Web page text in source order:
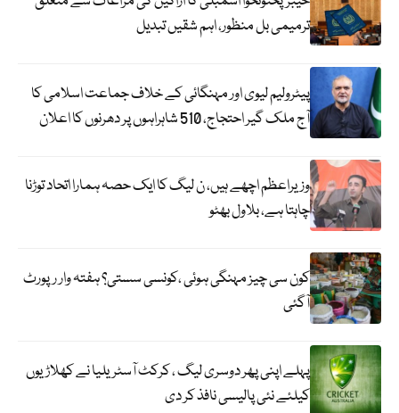
ترمیمی بل منظور، اہم شقیں تبدیل
پیٹرولیم لیوی اور مہنگائی کے خلاف جماعت اسلامی کا
آج ملک گیر احتجاج، 510 شاہراہوں پر دھرنوں کا اعلان
وزیراعظم اچھے ہیں، ن لیگ کا ایک حصہ ہمارا اتحاد توڑنا
چاہتا ہے، بلاول بھٹو
کون سی چیز مہنگی ہوئی ،کونسی سستی؟ ہفتہ وار رپورٹ
آگئی
پہلے اپنی پھر دوسری لیگ ، کرکٹ آسٹریلیا نے کھلاڑیوں
کیلئے نئی پالیسی نافذ کر دی